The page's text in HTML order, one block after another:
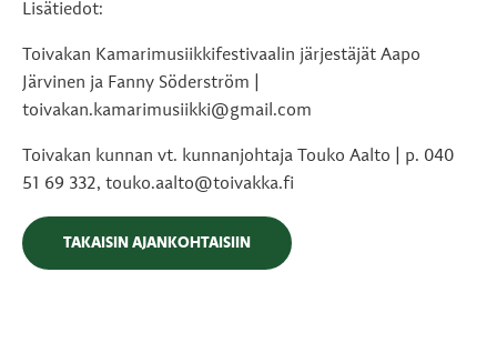
Lisätiedot:
Toivakan Kamarimusiikkifestivaalin järjestäjät Aapo
Järvinen ja Fanny Söderström |
toivakan.kamarimusiikki@gmail.com
Toivakan kunnan vt. kunnanjohtaja Touko Aalto | p. 040
51 69 332, touko.aalto@toivakka.fi
TAKAISIN AJANKOHTAISIIN